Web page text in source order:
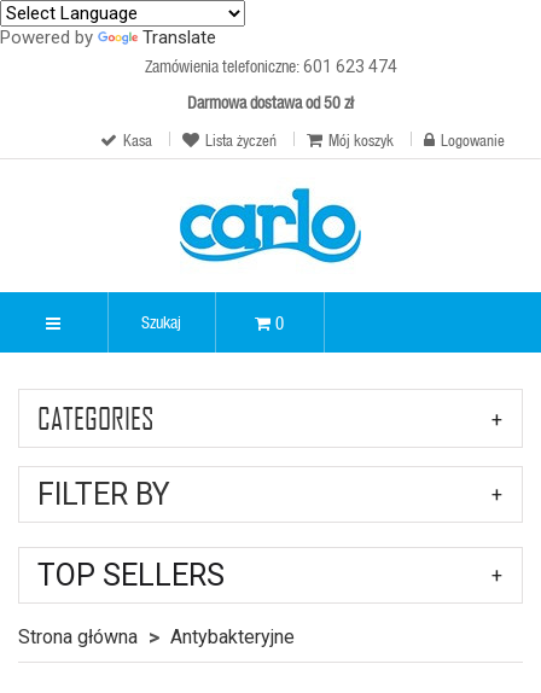
Powered by Translate
Zamówienia telefoniczne:601 623 474
Darmowa dostawa od 50 zł
Kasa
Lista życzeń Mój koszyk Logowanie
0
CATEGORIES
FILTER BY
TOP SELLERS
Strona główna Antybakteryjne